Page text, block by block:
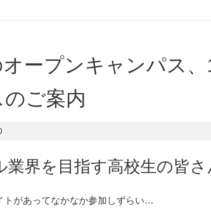
ープンキャンパス
ご案内
業界を目指す高校生の皆さ
トがあってなかなか参加しずらい…